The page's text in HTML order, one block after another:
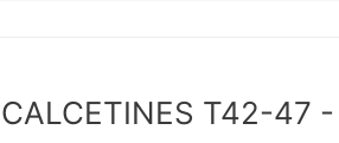
CALCETINES T42-47 -